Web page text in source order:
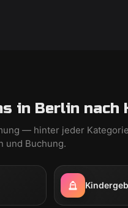
in Berlin nach
— hinter jeder
und Buchung.